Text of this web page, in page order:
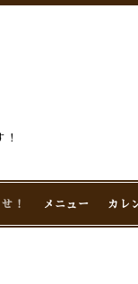
！ メニュー カレ